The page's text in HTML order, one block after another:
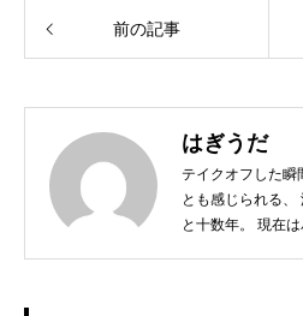
前の記事
はぎうだ
テイクオフした瞬
とも感じられる、
と十数年。 現在